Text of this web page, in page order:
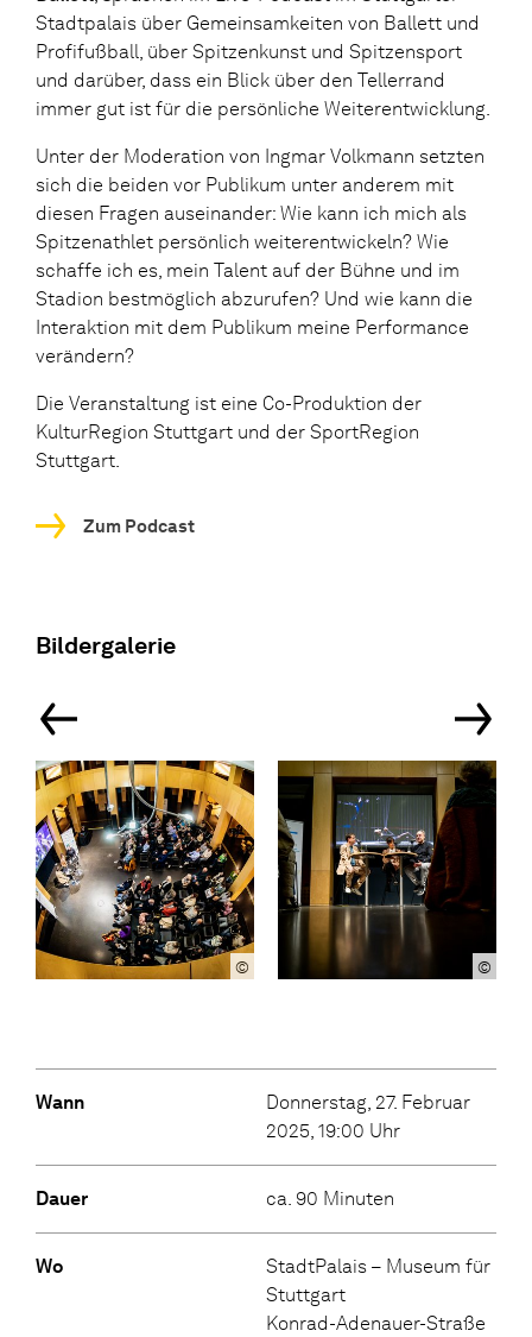
Stadtpalais über Gemeinsamkeiten von Ballett und
Profifußball, über Spitzenkunst und Spitzensport
und darüber, dass ein Blick über den Tellerrand
immer gut ist für die persönliche Weiterentwicklung.
Unter der Moderation von Ingmar Volkmann setzten
sich die beiden vor Publikum unter anderem mit
diesen Fragen auseinander: Wie kann ich mich als
Spitzenathlet persönlich weiterentwickeln? Wie
schaffe ich es, mein Talent auf der Bühne und im
Stadion bestmöglich abzurufen? Und wie kann die
Interaktion mit dem Publikum meine Performance
verändern?
Die Veranstaltung ist eine Co-Produktion der
KulturRegion Stuttgart und der SportRegion
Stuttgart.
Zum Podcast
Bildergalerie
© ©
Wann
Donnerstag, 27. Februar
2025, 19:00 Uhr
Dauer ca. 90 Minuten
Wo
StadtPalais – Museum für
Stuttgart
Konrad-Adenauer-Straße